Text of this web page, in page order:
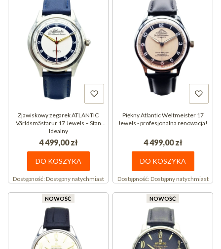
Zjawiskowy zegarek ATLANTIC
Världsmästarur 17 Jewels – Stan
Idealny
4 499,00 zł
DO KOSZYKA
Dostępność:Dostępny natychmiast
Piękny Atlantic Weltmeister 17
Jewels - profesjonalna renowacja!
4 499,00 zł
DO KOSZYKA
Dostępność:Dostępny natychmiast
NOWOŚĆ NOWOŚĆ